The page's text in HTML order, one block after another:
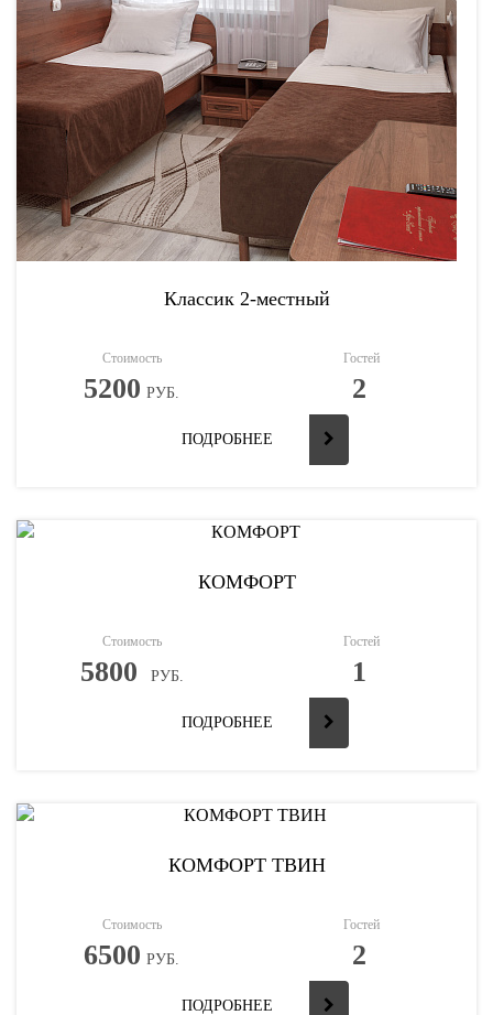
Классик 2-местный
Стоимость
5200 РУБ.
Гостей
2
ПОДРОБНЕЕ
КОМФОРТ
Стоимость
5800 РУБ.
Гостей
1
ПОДРОБНЕЕ
КОМФОРТ ТВИН
Стоимость
6500 РУБ.
Гостей
2
ПОДРОБНЕЕ